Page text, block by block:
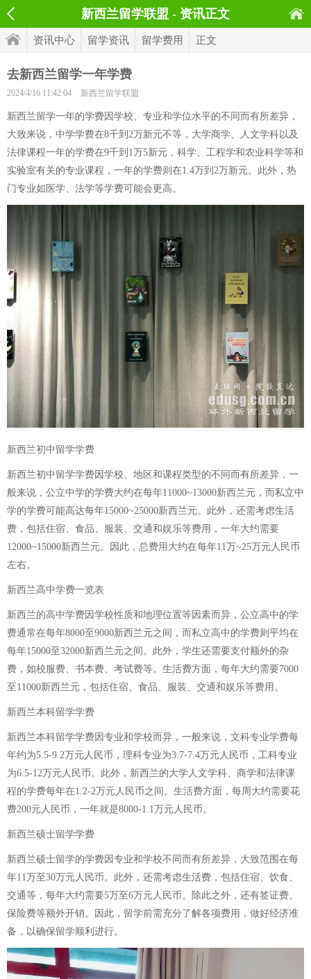
新西兰留学联盟 - 资讯正文
资讯中心 留学资讯 留学费用 正文
去新西兰留学一年学费
2024/4/16 11:42:04 新西兰留学联盟
新西兰留学一年的学费因学校、专业和学位水平的不同而有所差异，
大致来说，中学学费在8千到2万新元不等，大学商学、人文学科以及
法律课程一年的学费在9千到1万5新元，科学、工程学和农业科学等和
实验室有关的专业课程，一年的学费则在1.4万到2万新元。此外，热
门专业如医学、法学等学费可能会更高。
新西兰初中留学学费
新西兰初中留学学费因学校、地区和课程类型的不同而有所差异，一
般来说，公立中学的学费大约在每年11000~13000新西兰元，而私立中
学的学费可能高达每年15000~25000新西兰元。此外，还需考虑生活
费，包括住宿、食品、服装、交通和娱乐等费用，一年大约需要
12000~15000新西兰元。因此，总费用大约在每年11万~25万元人民币
左右。
新西兰高中学费一览表
新西兰的高中学费因学校性质和地理位置等因素而异，公立高中的学
费通常在每年8000至9000新西兰元之间，而私立高中的学费则平均在
每年15000至32000新西兰元之间。此外，学生还需要支付额外的杂
费，如校服费、书本费、考试费等。生活费方面，每年大约需要7000
至11000新西兰元，包括住宿、食品、服装、交通和娱乐等费用。
新西兰本科留学学费
新西兰本科留学学费因专业和学校而异，一般来说，文科专业学费每
年约为5.5-9.2万元人民币，理科专业为3.7-7.4万元人民币，工科专业
为6.5-12万元人民币。此外，新西兰的大学人文学科、商学和法律课
程的学费每年在1.2-2万元人民币之间。生活费方面，每周大约需要花
费200元人民币，一年就是8000-1.1万元人民币。
新西兰硕士留学学费
新西兰硕士留学的学费因专业和学校不同而有所差异，大致范围在每
年11万至30万元人民币。此外，还需考虑生活费，包括住宿、饮食、
交通等，每年大约需要5万至6万元人民币。除此之外，还有签证费、
保险费等额外开销。因此，留学前需充分了解各项费用，做好经济准
备，以确保留学顺利进行。